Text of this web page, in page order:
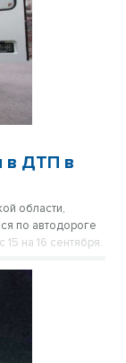
в ДТП в
области,
по автодороге
на 16 сентября.
с
травм